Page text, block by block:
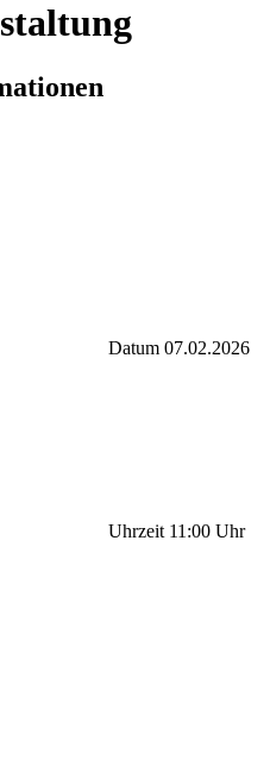
Datum 07.02.2026
Uhrzeit 11:00 Uhr